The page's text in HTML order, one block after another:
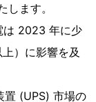
ます。
は 2023 年に少
）に影響を及
置 (UPS) 市場の